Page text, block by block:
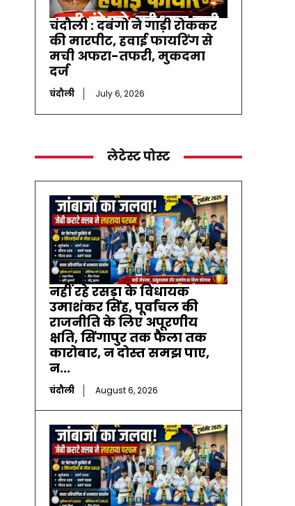
चंदौली : दबंगों ने गाड़ी रोककर
की मारपीट, हवाई फायरिंग से
मची अफरा-तफरी, मुकदमा
दर्ज
चंदौली July 6, 2026
लेटेस्ट पोस्ट
नहीं रहे रसड़ा के विधायक
उमाशंकर सिंह, पूर्वांचल की
राजनीति के लिए अपूरणीय
क्षति, सिंगापुर तक फैला तक
कारोबार, न दोस्त समझ पाए,
न...
चंदौली August 6, 2026